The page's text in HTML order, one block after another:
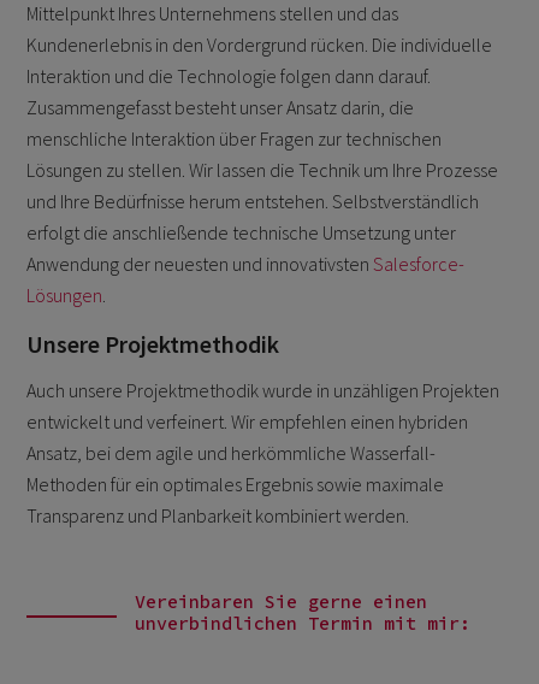
Mittelpunkt Ihres Unternehmens stellen und das
Kundenerlebnis in den Vordergrund rücken. Die individuelle
Interaktion und die Technologie folgen dann darauf.
Zusammengefasst besteht unser Ansatz darin, die
menschliche Interaktion über Fragen zur technischen
Lösungen zu stellen. Wir lassen die Technik um Ihre Prozesse
und Ihre Bedürfnisse herum entstehen. Selbstverständlich
erfolgt die anschließende technische Umsetzung unter
Anwendung der neuesten und innovativsten Salesforce-
Lösungen.
Unsere Projektmethodik
Auch unsere Projektmethodik wurde in unzähligen Projekten
entwickelt und verfeinert. Wir empfehlen einen hybriden
Ansatz, bei dem agile und herkömmliche Wasserfall-
Methoden für ein optimales Ergebnis sowie maximale
Transparenz und Planbarkeit kombiniert werden.
Vereinbaren Sie gerne einen
unverbindlichen Termin mit mir: